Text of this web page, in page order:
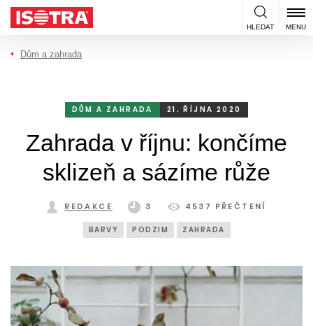
Přeskočit na obsah
HLEDAT MENU
Dům a zahrada
DŮM A ZAHRADA 21. ŘÍJNA 2020
Zahrada v říjnu: končíme
sklizeň a sázíme růže
REDAKCE 3 4537 PŘEČTENÍ
BARVY PODZIM ZAHRADA